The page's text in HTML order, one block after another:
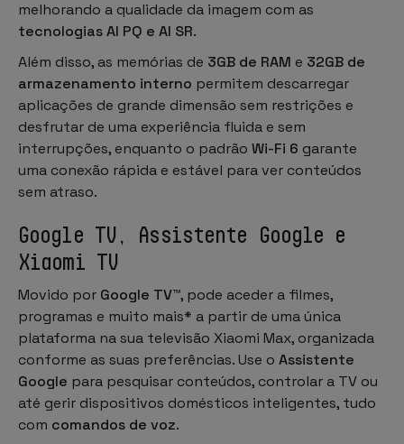
melhorando a qualidade da imagem com as
tecnologias AI PQ e AI SR.
Além disso, as memórias de 3GB de RAM e 32GB de
armazenamento interno permitem descarregar
aplicações de grande dimensão sem restrições e
desfrutar de uma experiência fluida e sem
interrupções, enquanto o padrão Wi-Fi 6 garante
uma conexão rápida e estável para ver conteúdos
sem atraso.
Google TV, Assistente Google e
Xiaomi TV
Movido por Google TV™, pode aceder a filmes,
programas e muito mais* a partir de uma única
plataforma na sua televisão Xiaomi Max, organizada
conforme as suas preferências. Use o Assistente
Google para pesquisar conteúdos, controlar a TV ou
até gerir dispositivos domésticos inteligentes, tudo
com comandos de voz.